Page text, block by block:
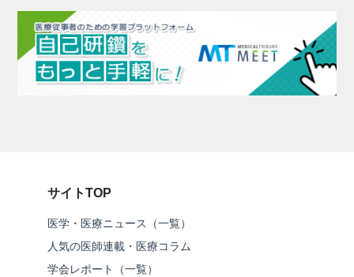
サイトTOP
医学・医療ニュース（一覧）
人気の医師連載・医療コラム
学会レポート（一覧）